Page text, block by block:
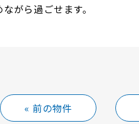
がら過ごせます。
« 前の物件